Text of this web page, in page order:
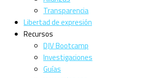
Transparencia
Libertad de expresión
Recursos
DJV Bootcamp
Investigaciones
Guías